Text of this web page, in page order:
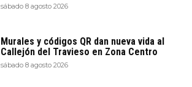
sábado 8 agosto 2026
Murales y códigos QR dan nueva vida al
Callejón del Travieso en Zona Centro
sábado 8 agosto 2026